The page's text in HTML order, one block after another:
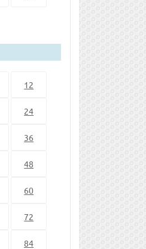
12
24
36
48
60
72
84